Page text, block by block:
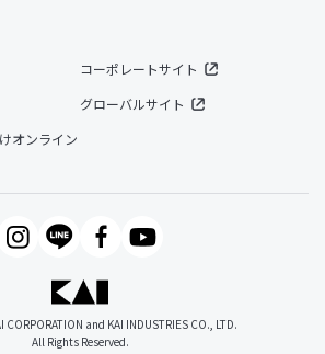
コーポレートサイト
グローバルサイト
オンライン
and KAI INDUSTRIES CO., LTD.
All Rights Reserved.